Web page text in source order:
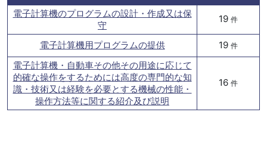
電子計算機のプログラムの設計・作成又は保
守
19 件
電子計算機用プログラムの提供 19 件
電子計算機・自動車その他その用途に応じて
的確な操作をするためには高度の専門的な知
識・技術又は経験を必要とする機械の性能・
操作方法等に関する紹介及び説明
16 件